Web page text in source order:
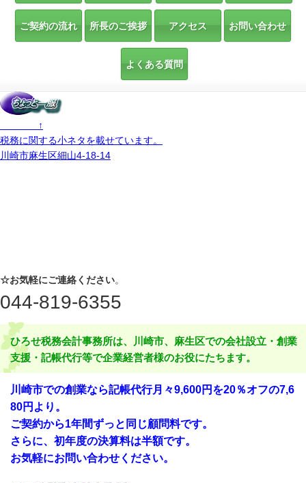
ご契約の流れ 所長のご挨拶 アクセス お問い合わせ
よくある質問
↑
税務に関する小ネタを載せています。
川崎市麻生区細山4-18-14
☆お気軽にご連絡ください。
044-819-6355
ひろせ税務会計事務所は、川崎市、麻生区での会社設立・創業
支援・記帳代行等で企業経営者様のお役にたちます。
川崎市での創業なら記帳代行月々9,600円を20％オフの7,6
80円より。
ご契約から1年間ずっと同じ顧問料です。
さらに、初年度の決算料は半額です。
お気軽にお問い合わせください。